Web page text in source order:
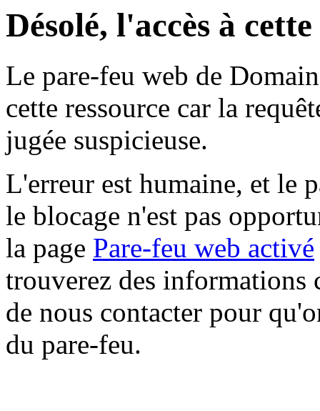
Désolé, l'accès à
Le pare-feu web de
cette ressource car la
jugée suspicieuse.
L'erreur est humaine, et le
le blocage n'est pas
la page Pare-feu web activé
trouverez des informations
de nous contacter pour
du pare-feu.